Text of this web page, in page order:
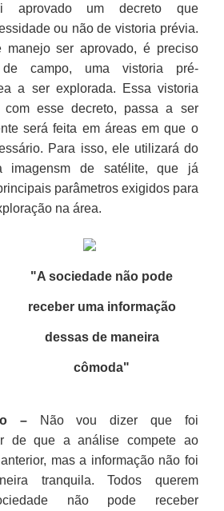
aprovado um decreto que
ou não de vistoria prévia.
manejo ser aprovado, é preciso
de campo, uma vistoria pré-
a ser explorada. Essa vistoria
com esse decreto, passa a ser
será feita em áreas em que o
Para isso, ele utilizará do
imagensm de satélite, que já
parâmetros exigidos para
na área.
"A sociedade não pode
receber uma informação
dessas de maneira
cômoda"
–
Não vou dizer que foi
de que a análise compete ao
mas a informação não foi
tranquila. Todos querem
não pode receber